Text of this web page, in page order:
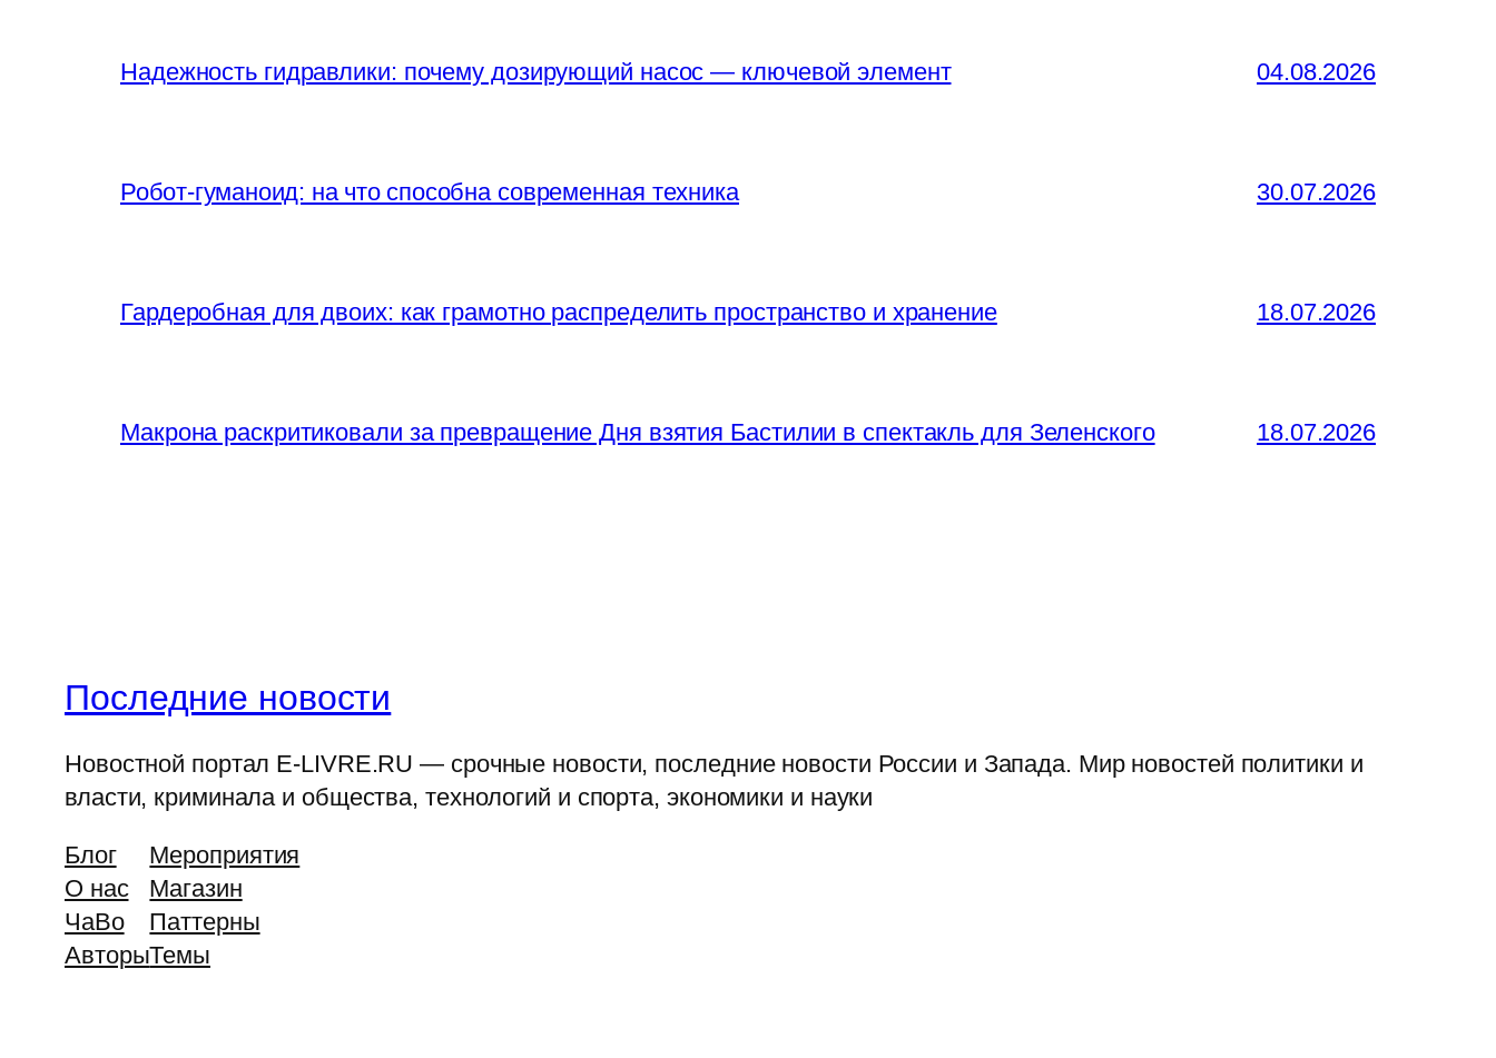
Надежность гидравлики: почему дозирующий насос — ключевой элемент 04.08.2026
Робот-гуманоид: на что способна современная техника 30.07.2026
Гардеробная для двоих: как грамотно распределить пространство и хранение 18.07.2026
Макрона раскритиковали за превращение Дня взятия Бастилии в спектакль для Зеленского 18.07.2026
Последние новости
Новостной портал E-LIVRE.RU — срочные новости, последние новости России и Запада. Мир новостей политики и
власти, криминала и общества, технологий и спорта, экономики и науки
Блог
О нас
ЧаВо
Авторы
Мероприятия
Магазин
Паттерны
Темы